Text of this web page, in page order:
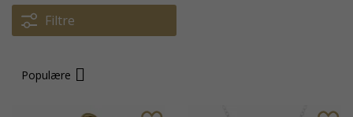
Filtre
Populære